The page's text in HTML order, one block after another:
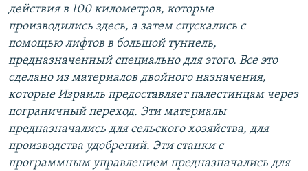
действия в 100 километров, которые
производились здесь, а затем спускались с
помощью лифтов в большой туннель,
предназначенный специально для этого. Все это
сделано из материалов двойного назначения,
которые Израиль предоставляет палестинцам через
пограничный переход. Эти материалы
предназначались для сельского хозяйства, для
производства удобрений. Эти станки с
программным управлением предназначались для